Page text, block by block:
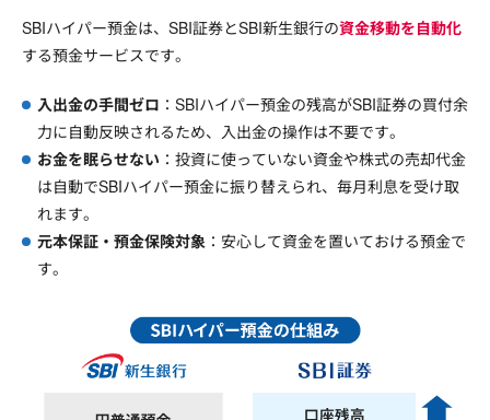
SBIハイパー預金は、SBI証券とSBI新生銀行の資金移動を自動化
する預金サービスです。
入出金の手間ゼロ ：SBIハイパー預金の残高がSBI証券の買付余
力に自動反映されるため、入出金の操作は不要です。
お金を眠らせない ：投資に使っていない資金や株式の売却代金
は自動でSBIハイパー預金に振り替えられ、毎月利息を受け取
れます。
元本保証・預金保険対象 ：安心して資金を置いておける預金で
す。